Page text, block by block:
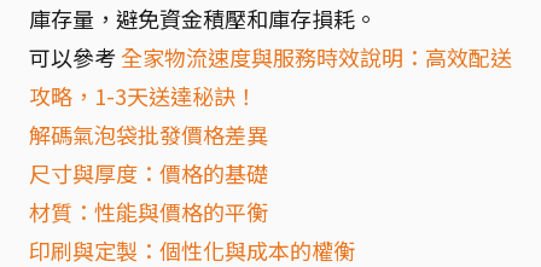
庫存量，避免資金積壓和庫存損耗。
可以參考 全家物流速度與服務時效說明：高效配送
攻略，1-3天送達秘訣！
解碼氣泡袋批發價格差異
尺寸與厚度：價格的基礎
材質：性能與價格的平衡
印刷與定製：個性化與成本的權衡